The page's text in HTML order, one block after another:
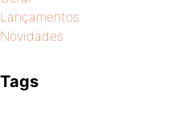
Lançamentos
Novidades
Tags